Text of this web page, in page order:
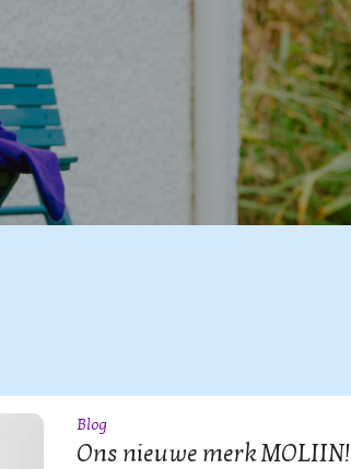
Blog
Ons nieuwe merk MOLIIN!